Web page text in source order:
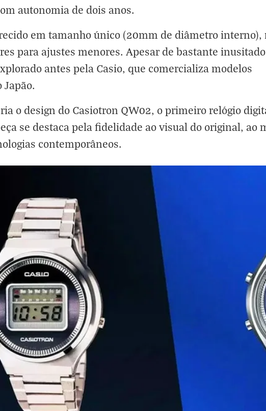
autonomia de dois anos.
em tamanho único (20mm de diâmetro interno),
para ajustes menores. Apesar de bastante
antes pela Casio, que comercializa modelos
o design do Casiotron QW02, o primeiro relógio
se destaca pela fidelidade ao visual do original, ao
contemporâneos.